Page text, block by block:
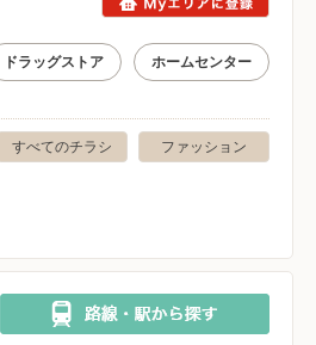
ドラッグストア ホームセンター
ファッション
すべてのチラシ